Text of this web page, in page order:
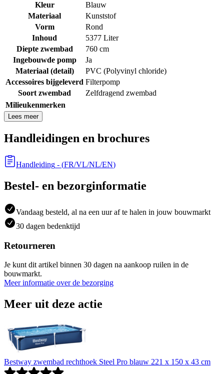
Kleur
Blauw
Materiaal
Kunststof
Vorm
Rond
Inhoud
5377 Liter
Diepte zwembad
760 cm
Ingebouwde pomp
Ja
Materiaal (detail)
PVC (Polyvinyl chloride)
Accessoires bijgeleverd Filterpomp
Soort zwembad
Zelfdragend zwembad
Milieukenmerken
Lees meer
Handleidingen en brochures
Handleiding - (FR/VL/NL/EN)
Bestel- en bezorginformatie
Vandaag besteld, al na een uur af te halen in jouw bouwmarkt
30 dagen bedenktijd
Retourneren
Je kunt dit artikel binnen 30 dagen na aankoop ruilen in de
bouwmarkt.
Meer informatie over de bezorging
Meer uit deze actie
Bestway zwembad rechthoek Steel Pro blauw 221 x 150 x 43 cm